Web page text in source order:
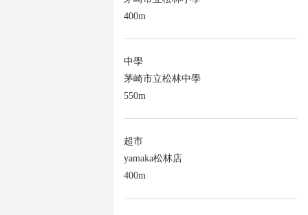
400m
中學
茅崎市立松林中學
550m
超市
yamaka松林店
400m